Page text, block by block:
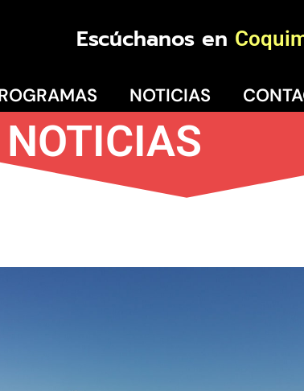
Escúchanos en
NOTICIAS
NOTICIAS